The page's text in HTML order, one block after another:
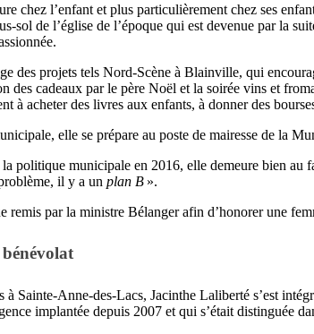
chez l’enfant et plus particulièrement chez ses
sol de l’église de l’époque qui est devenue par la
des projets tels Nord-Scène à Blainville, qui
des cadeaux par le père Noël et la soirée vins et
à acheter des livres aux enfants, à donner des
elle se prépare au poste de mairesse de la
politique municipale en 2016, elle demeure bien au
il y a un plan B ».
remis par la ministre Bélanger afin d’honorer une
Sainte-Anne-des-Lacs, Jacinthe Laliberté s’est
implantée depuis 2007 et qui s’était distinguée